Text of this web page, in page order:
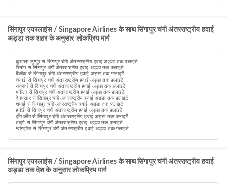
सिंगापुर एयरलाइंस / Singapore Airlines के साथ सिंगापुर चंगी अंतरराष्ट्रीय हवाई
अड्डा तक शहर के अनुसार लोकप्रिय मार्ग
कुआला लुम्पुर से सिंगापुर चंगी अंतरराष्ट्रीय हवाई अड्डा तक फ़्लाइटें
पिनांग से सिंगापुर चंगी अंतरराष्ट्रीय हवाई अड्डा तक फ़्लाइटें
बैंकॉक से सिंगापुर चंगी अंतरराष्ट्रीय हवाई अड्डा तक फ़्लाइटें
चेन्नई से सिंगापुर चंगी अंतरराष्ट्रीय हवाई अड्डा तक फ़्लाइटें
जकार्ता से सिंगापुर चंगी अंतरराष्ट्रीय हवाई अड्डा तक फ़्लाइटें
मनीला से सिंगापुर चंगी अंतरराष्ट्रीय हवाई अड्डा तक फ़्लाइटें
देनपसार से सिंगापुर चंगी अंतरराष्ट्रीय हवाई अड्डा तक फ़्लाइटें
शंघाई से सिंगापुर चंगी अंतरराष्ट्रीय हवाई अड्डा तक फ़्लाइटें
हनोई से सिंगापुर चंगी अंतरराष्ट्रीय हवाई अड्डा तक फ़्लाइटें
हाँग काँग से सिंगापुर चंगी अंतरराष्ट्रीय हवाई अड्डा तक फ़्लाइटें
ताइपे से सिंगापुर चंगी अंतरराष्ट्रीय हवाई अड्डा तक फ़्लाइटें
ग्वांगझोउ से सिंगापुर चंगी अंतरराष्ट्रीय हवाई अड्डा तक फ़्लाइटें
सिंगापुर एयरलाइंस / Singapore Airlines के साथ सिंगापुर चंगी अंतरराष्ट्रीय हवाई
अड्डा तक देश के अनुसार लोकप्रिय मार्ग